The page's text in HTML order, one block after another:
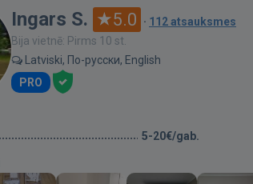
Ingars S. 5.0 · 112 atsauksmes
Bija vietnē: Pirms 10 st.
Latviski, По-русски, English
PRO
5-20€/gab.